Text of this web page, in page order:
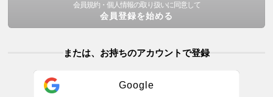
会員規約・個人情報の取り扱いに同意して
会員登録を始める
または、お持ちのアカウントで登録
Google